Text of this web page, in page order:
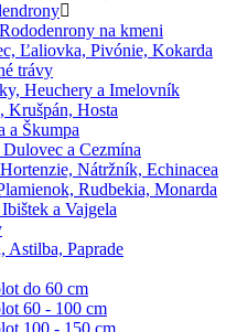
Rododenrony na kmeni
Ľaliovka, Pivónie, Kokarda
trávy
Heuchery a Imelovník
Krušpán, Hosta
a Škumpa
a Cezmína
Nátržník, Echinacea
Rudbekia, Monarda
a Vajgela
Astilba, Paprade
do 60 cm
60 - 100 cm
100 - 150 cm